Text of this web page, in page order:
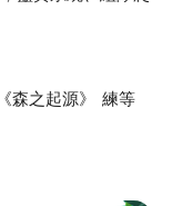
森之起源》 練等